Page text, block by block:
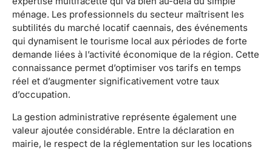
ménage. Les professionnels du secteur maîtrisent les
subtilités du marché locatif caennais, des événements
qui dynamisent le tourisme local aux périodes de forte
demande liées à l’activité économique de la région. Cette
connaissance permet d’optimiser vos tarifs en temps
réel et d’augmenter significativement votre taux
d’occupation.
La gestion administrative représente également une
valeur ajoutée considérable. Entre la déclaration en
mairie, le respect de la réglementation sur les locations